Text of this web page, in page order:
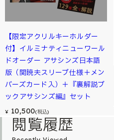
【限定アクリルキーホルダー
付】イルミナティニューワール
ドオーダー アサシンズ日本語
版（関暁夫スリーブ仕様＋メン
バーズカード入）＋『裏解説ブ
ックアサシンズ編』セット
¥ 10,500(税込)
閲覧履歴